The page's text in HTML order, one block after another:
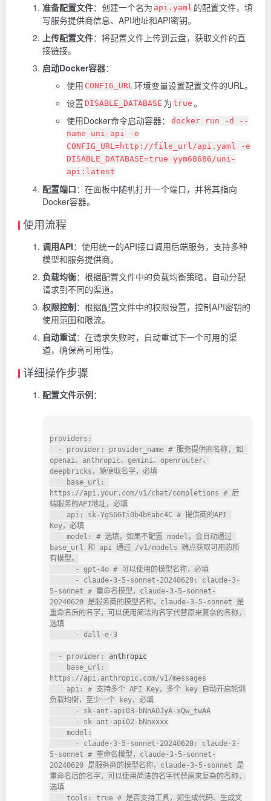
准备配置文件：创建一个名为 api.yaml 的配置文件，填
写服务提供商信息、API地址和API密钥。
上传配置文件：将配置文件上传到云盘，获取文件的直
接链接。
启动Docker容器：
使用 CONFIG_URL环境变量设置配置文件的URL。
设置 DISABLE_DATABASE 为 true 。
使用Docker命令启动容器：
docker run -d --
name uni-api -e
CONFIG_URL=http://file_url/api.yaml -e
DISABLE_DATABASE=true yym68686/uni-
api:latest
配置端口：在面板中随机打开一个端口，并将其指向
Docker容器。
使用流程
调用API：使用统一的API接口调用后端服务，支持多种
模型和服务提供商。
负载均衡：根据配置文件中的负载均衡策略，自动分配
请求到不同的渠道。
权限控制：根据配置文件中的权限设置，控制API密钥的
使用范围和限流。
自动重试：在请求失败时，自动重试下一个可用的渠
道，确保高可用性。
详细操作步骤
配置文件示例：
providers:
openai、anthropic、gemini、openrouter、
deepbricks，随便取名字，必填
https://api.your.com/v1/chat/completions # 后
端服务的API地址，必填
Key，必填
base_url 和 api 通过 /v1/models 端点获取可用的所
有模型。
5-sonnet # 重命名模型，claude-3-5-sonnet-
20240620 是服务商的模型名称，claude-3-5-sonnet 是
重命名后的名字，可以使用简洁的名字代替原来复杂的名称，
选填
  - provider:
anthropic
https://api.anthropic.com/v1/messages
负载均衡，至少一个 key，必填
5-sonnet # 重命名模型，claude-3-5-sonnet-
20240620 是服务商的模型名称，claude-3-5-sonnet 是
重命名后的名字，可以使用简洁的名字代替原来复杂的名称，
选填